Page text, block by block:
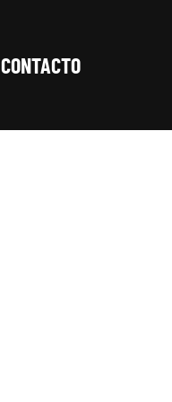
CONTACTO